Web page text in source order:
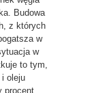
Budowa
z których
w
w
to tym,
oleju
procent